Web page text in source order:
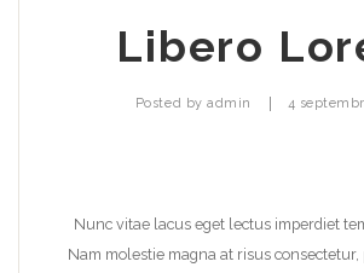
Libero
Posted byadmin 4
Nunc vitae lacus eget lectus imperdiet
Nam molestie magna at risus